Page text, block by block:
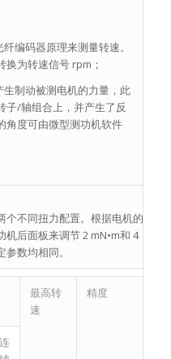
编码器原理来测量转速。
换为转速信号 rpm；
制动被测电机的力量，此
子/轴组合上，并产生了反
角度可由微型测功机软件
不同扭力配置。根据电机的最
后面板来调节 2 mN•m和 4
数均相同。
最高转
速
精度
连